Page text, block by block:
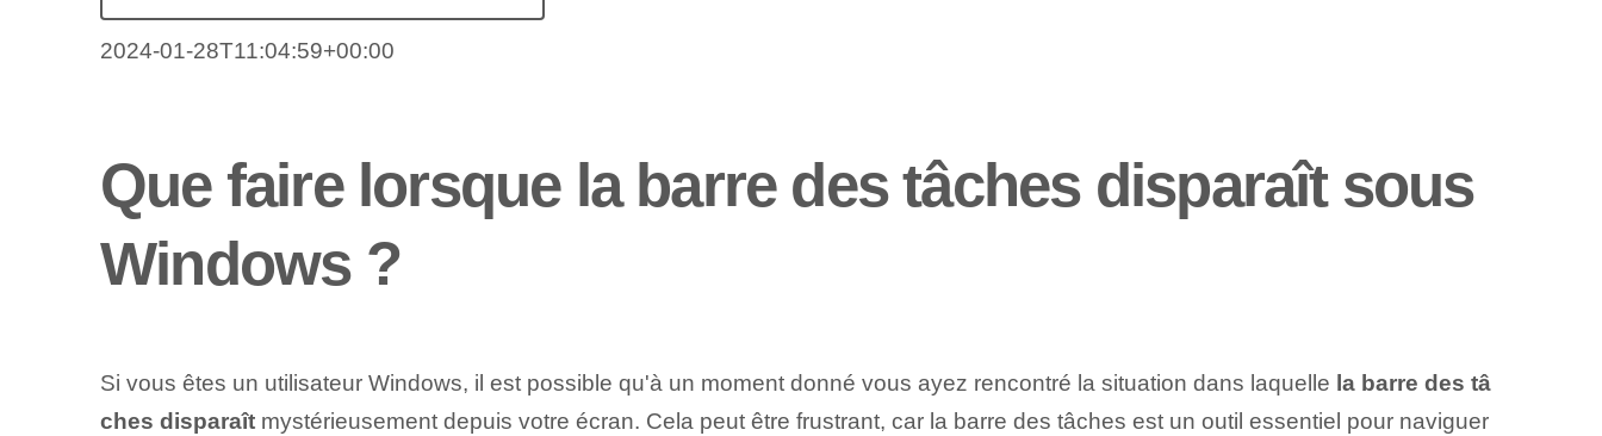
2024-01-28T11:04:59+00:00
Que faire lorsque la barre des tâches disparaît sous
Windows ?
Si vous êtes un utilisateur Windows, il est possible qu'à un moment donné vous ayez rencontré la situation dans laquelle la barre des tâ
ches disparaît‍ mystérieusement depuis votre écran. Cela peut être frustrant, car la barre des tâches est un outil essentiel pour naviguer